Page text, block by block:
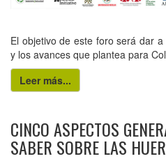
El objetivo de este foro será dar
y los avances que plantea para
Leer más...
CINCO ASPECTOS
SABER SOBRE LAS